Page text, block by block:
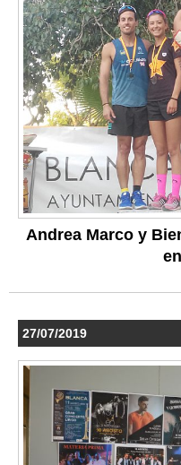
Andrea Marco y
27/07/2019